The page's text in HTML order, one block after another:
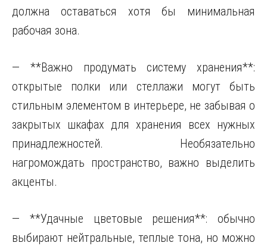
должна оставаться хотя бы минимальная
рабочая зона.
— **Важно продумать систему хранения**:
открытые полки или стеллажи могут быть
стильным элементом в интерьере, не забывая о
закрытых шкафах для хранения всех нужных
принадлежностей. Необязательно
нагромождать пространство, важно выделить
акценты.
— **Удачные цветовые решения**: обычно
выбирают нейтральные, теплые тона, но можно